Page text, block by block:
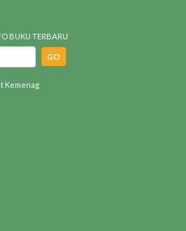
BUKU TERBARU
GO
Kemenag